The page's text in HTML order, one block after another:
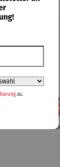
zu.